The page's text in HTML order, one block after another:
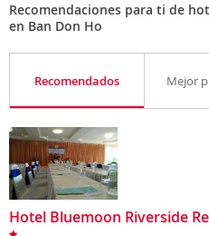
Recomendaciones para ti de
en Ban Don Ho
Recomendados Mejor
Hotel Bluemoon Riverside